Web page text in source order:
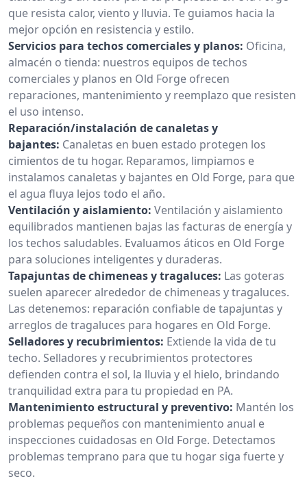
que resista calor, viento y lluvia. Te guiamos hacia la
mejor opción en resistencia y estilo.
Servicios para techos comerciales y planos: Oficina,
almacén o tienda: nuestros equipos de techos
comerciales y planos en Old Forge ofrecen
reparaciones, mantenimiento y reemplazo que resisten
el uso intenso.
Reparación/instalación de canaletas y
bajantes: Canaletas en buen estado protegen los
cimientos de tu hogar. Reparamos, limpiamos e
instalamos canaletas y bajantes en Old Forge, para que
el agua fluya lejos todo el año.
Ventilación y aislamiento: Ventilación y aislamiento
equilibrados mantienen bajas las facturas de energía y
los techos saludables. Evaluamos áticos en Old Forge
para soluciones inteligentes y duraderas.
Tapajuntas de chimeneas y tragaluces: Las goteras
suelen aparecer alrededor de chimeneas y tragaluces.
Las detenemos: reparación confiable de tapajuntas y
arreglos de tragaluces para hogares en Old Forge.
Selladores y recubrimientos: Extiende la vida de tu
techo. Selladores y recubrimientos protectores
defienden contra el sol, la lluvia y el hielo, brindando
tranquilidad extra para tu propiedad en PA.
Mantenimiento estructural y preventivo: Mantén los
problemas pequeños con mantenimiento anual e
inspecciones cuidadosas en Old Forge. Detectamos
problemas temprano para que tu hogar siga fuerte y
seco.